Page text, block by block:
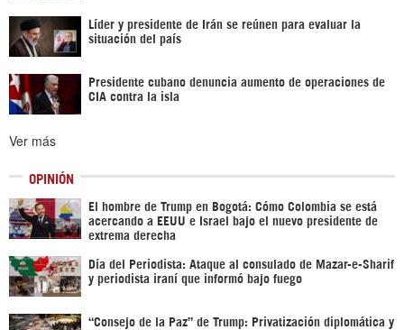
Líder y presidente de Irán se reúnen para evaluar la
situación del país
Presidente cubano denuncia aumento de operaciones de
CIA contra la isla
Ver más
OPINIÓN
El hombre de Trump en Bogotá: Cómo Colombia se está
acercando a EEUU e Israel bajo el nuevo presidente de
extrema derecha
Día del Periodista: Ataque al consulado de Mazar-e-Sharif
y periodista iraní que informó bajo fuego
“Consejo de la Paz” de Trump: Privatización diplomática y